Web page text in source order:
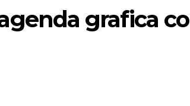
grafica